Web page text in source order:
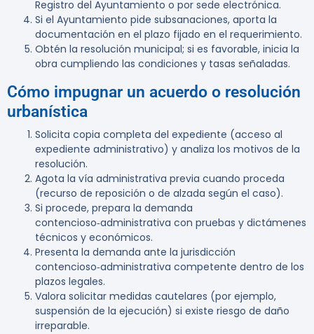
Registro del Ayuntamiento o por sede electrónica.
Si el Ayuntamiento pide subsanaciones, aporta la
documentación en el plazo fijado en el requerimiento.
Obtén la resolución municipal; si es favorable, inicia la
obra cumpliendo las condiciones y tasas señaladas.
Cómo impugnar un acuerdo o resolución
urbanística
Solicita copia completa del expediente (acceso al
expediente administrativo) y analiza los motivos de la
resolución.
Agota la vía administrativa previa cuando proceda
(recurso de reposición o de alzada según el caso).
Si procede, prepara la demanda
contencioso‑administrativa con pruebas y dictámenes
técnicos y económicos.
Presenta la demanda ante la jurisdicción
contencioso‑administrativa competente dentro de los
plazos legales.
Valora solicitar medidas cautelares (por ejemplo,
suspensión de la ejecución) si existe riesgo de daño
irreparable.